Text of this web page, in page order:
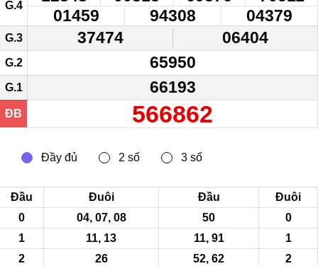
G.4
01459
94308 04379
G.3 37474 06404
G.2 65950
G.1 66193
ĐB 566862
Đầu
Đuôi
0
04, 07, 08
1
11, 13
2
26
Đầu
Đuôi
50
0
11, 91
1
52, 62
2